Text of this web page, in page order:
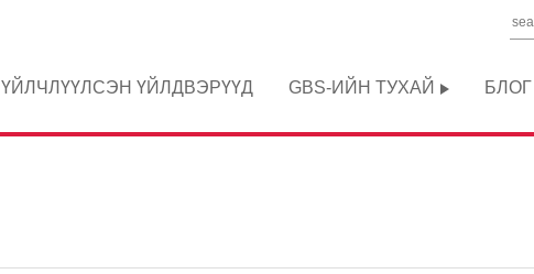
ҮЙЛЧЛҮҮЛСЭН ҮЙЛДВЭРҮҮД GBS-ИЙН ТУХАЙ БЛОГ